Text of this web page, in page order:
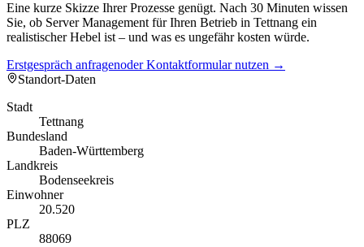
Eine kurze Skizze Ihrer Prozesse genügt. Nach 30 Minuten wissen
Sie, ob Server Management für Ihren Betrieb in Tettnang ein
realistischer Hebel ist – und was es ungefähr kosten würde.
Erstgespräch anfragenoder Kontaktformular nutzen →
Standort-Daten
Stadt
Tettnang
Bundesland
Baden-Württemberg
Landkreis
Bodenseekreis
Einwohner
20.520
PLZ
88069